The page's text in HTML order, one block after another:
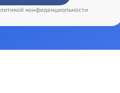
конфиденциальности